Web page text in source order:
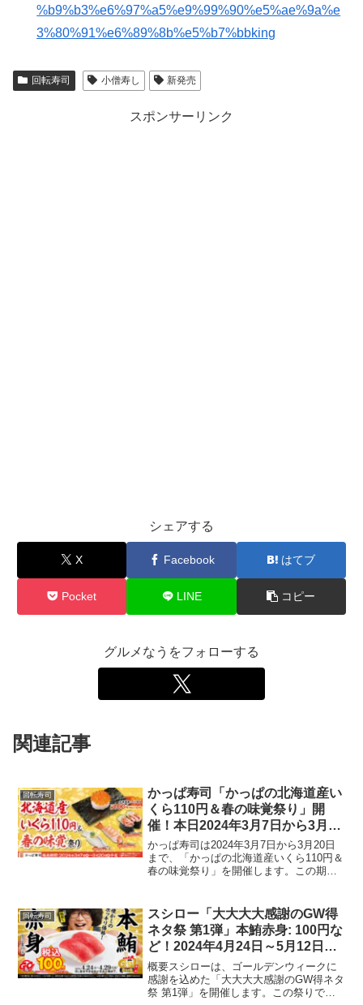
%b9%b3%e6%97%a5%e9%99%90%e5%ae%9a%e
3%80%91%e6%89%8b%e5%b7%bbking
回転寿司 小僧寿し 新発売
スポンサーリンク
シェアする
X Facebook はてブ
Pocket LINE コピー
グルメなうをフォローする
関連記事
回転寿司
かっぱ寿司「かっぱの北海道産い
くら110円＆春の味覚祭り」開
催！本日2024年3月7日から3月20
日まで
かっぱ寿司は2024年3月7日から3月20日
まで、「かっぱの北海道産いくら110円＆
春の味覚祭り」を開催します。この期間
ューと価格北海道産いくら包み: 1貫110
円天然...
回転寿司
スシロー「大大大大感謝のGW得
ネタ祭 第1弾」本鮪赤身: 100円な
ど！2024年4月24日～5月12日ま
で
概要スシローは、ゴールデンウィークに
感謝を込めた「大大大大感謝のGW得ネタ
祭 第1弾」を開催します。この祭りで